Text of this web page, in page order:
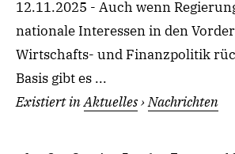
12.11.2025 - Auch wenn
nationale Interessen in den
Wirtschafts- und Finanzpolitik
Basis gibt es ...
Existiert inAktuelles›Nachrichten